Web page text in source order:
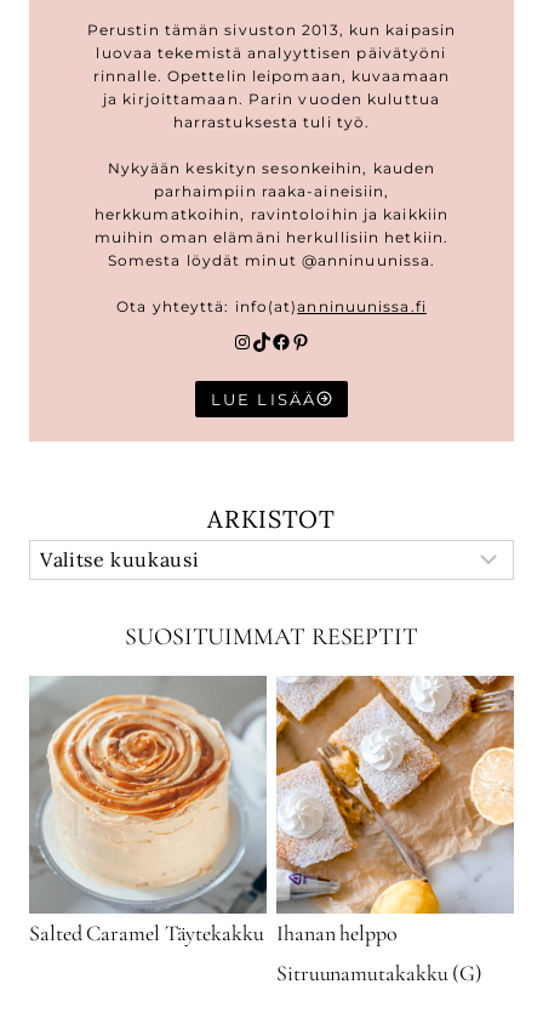
Perustin tämän sivuston 2013, kun kaipasin
luovaa tekemistä analyyttisen päivätyöni
rinnalle. Opettelin leipomaan, kuvaamaan
ja kirjoittamaan. Parin vuoden kuluttua
harrastuksesta tuli työ.
Nykyään keskityn sesonkeihin, kauden
parhaimpiin raaka-aineisiin,
herkkumatkoihin, ravintoloihin ja kaikkiin
muihin oman elämäni herkullisiin hetkiin.
Somesta löydät minut @anninuunissa.
Ota yhteyttä: info(at)anninuunissa.fi
Instagram
TikTok
Facebook
Pinterest
LUE LISÄÄ
ARKISTOT
SUOSITUIMMAT RESEPTIT
Salted Caramel Täytekakku Ihanan helppo
Sitruunamutakakku (G)